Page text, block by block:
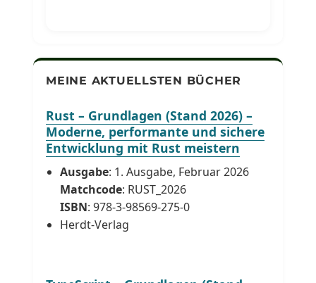
MEINE AKTUELLSTEN BÜCHER
Rust – Grundlagen (Stand 2026) –
Moderne, performante und sichere
Entwicklung mit Rust meistern
Ausgabe: 1. Ausgabe, Februar 2026
Matchcode: RUST_2026
ISBN: 978-3-98569-275-0
Herdt-Verlag